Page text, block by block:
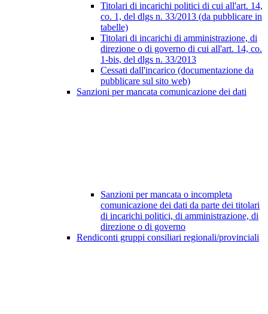
Titolari di incarichi politici di cui all'art. 14,
co. 1, del dlgs n. 33/2013 (da pubblicare in
tabelle)
Titolari di incarichi di amministrazione, di
direzione o di governo di cui all'art. 14, co.
1-bis, del dlgs n. 33/2013
Cessati dall'incarico (documentazione da
pubblicare sul sito web)
Sanzioni per mancata comunicazione dei dati
Sanzioni per mancata o incompleta
comunicazione dei dati da parte dei titolari
di incarichi politici, di amministrazione, di
direzione o di governo
Rendiconti gruppi consiliari regionali/provinciali